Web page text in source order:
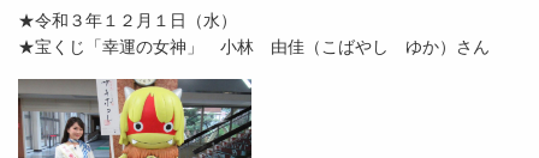
★令和３年１２月１日（水）
★宝くじ「幸運の女神」 小林 由佳（こばやし ゆか）さん